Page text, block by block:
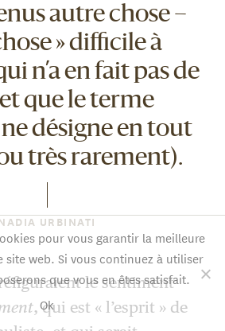
autre chose –
» difficile à
n’a en fait pas de
que le terme
désigne en tout
très rarement).
URBINATI
le sentiment
, qui est « l’esprit » de
pour vous garantir la meilleure
site web. Si vous continuez à utiliser
que vous en êtes satisfait.
Ok